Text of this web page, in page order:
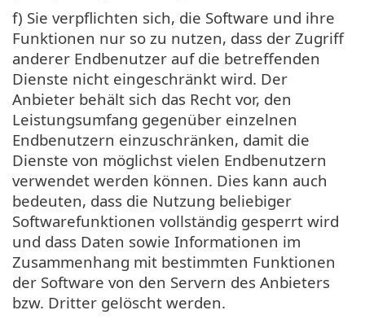
f) Sie verpflichten sich, die Software und ihre
Funktionen nur so zu nutzen, dass der Zugriff
anderer Endbenutzer auf die betreffenden
Dienste nicht eingeschränkt wird. Der
Anbieter behält sich das Recht vor, den
Leistungsumfang gegenüber einzelnen
Endbenutzern einzuschränken, damit die
Dienste von möglichst vielen Endbenutzern
verwendet werden können. Dies kann auch
bedeuten, dass die Nutzung beliebiger
Softwarefunktionen vollständig gesperrt wird
und dass Daten sowie Informationen im
Zusammenhang mit bestimmten Funktionen
der Software von den Servern des Anbieters
bzw. Dritter gelöscht werden.